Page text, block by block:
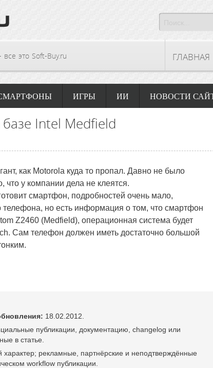
это Soft-Buy.ru ГЛАВНАЯ
ИГРЫ ИИ НОВОСТИ
Intel Medfield
как Motorola куда то пропал. Давно не было
что у компании дела не клеятся.
смартфон, подробностей очень мало,
телефона, но есть информация о том, что смартфон
Z2460 (Medfield), операционная система будет
Сам телефон должен иметь достаточно большой
18.02.2012.
публикации, документацию, changelog или
в статье.
рекламные, партнёрские и неподтверждённые
workflow публикации.